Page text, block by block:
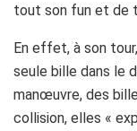
tout son fun et de
En effet, à son
seule bille dans le
manœuvre, des
collision, elles «